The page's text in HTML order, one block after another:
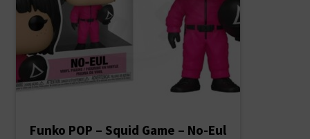
Funko POP – Squid Game – No-Eul